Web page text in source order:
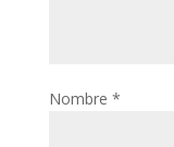
Nombre *